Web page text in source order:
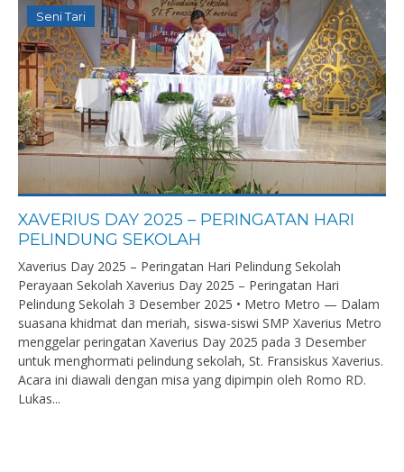
Seni Tari
XAVERIUS DAY 2025 – PERINGATAN HARI
PELINDUNG SEKOLAH
Xaverius Day 2025 – Peringatan Hari Pelindung Sekolah
Perayaan Sekolah Xaverius Day 2025 – Peringatan Hari
Pelindung Sekolah 3 Desember 2025 • Metro Metro — Dalam
suasana khidmat dan meriah, siswa-siswi SMP Xaverius Metro
menggelar peringatan Xaverius Day 2025 pada 3 Desember
untuk menghormati pelindung sekolah, St. Fransiskus Xaverius.
Acara ini diawali dengan misa yang dipimpin oleh Romo RD.
Lukas...